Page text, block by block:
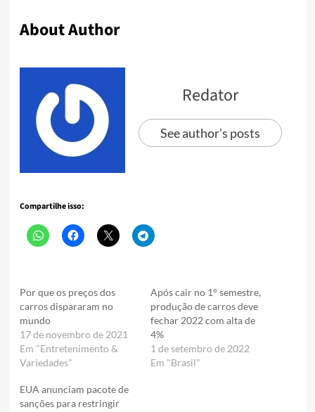
About Author
Redator
See author's posts
Compartilhe isso:
Por que os preços dos
carros dispararam no
mundo
17 de novembro de 2021
Em "Entretenimento &
Variedades"
Após cair no 1° semestre,
produção de carros deve
fechar 2022 com alta de
4%
1 de setembro de 2022
Em "Brasil"
EUA anunciam pacote de
sanções para restringir